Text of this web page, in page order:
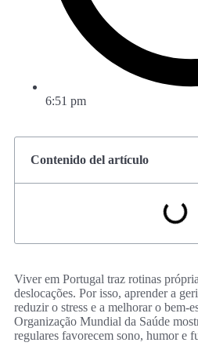
6:51 pm
Contenido del artículo
Viver em Portugal traz rotinas
deslocações. Por isso, aprender a
reduzir o stress e a melhorar o
Organização Mundial da Saúde
regulares favorecem sono, humor e